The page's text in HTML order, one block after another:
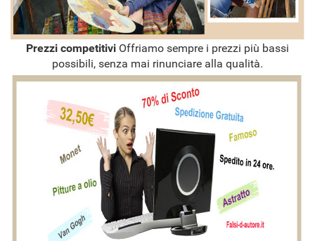
Prezzi competitivi Offriamo sempre i prezzi più bassi
possibili, senza mai rinunciare alla qualità.